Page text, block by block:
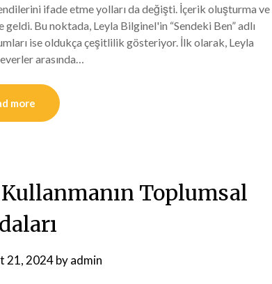
ifade etme yolları da değişti. İçerik oluşturma ve
Bu noktada, Leyla Bilginel'in “Sendeki Ben” adlı
ise oldukça çeşitlilik gösteriyor. İlk olarak, Leyla
arasında…
more
Kullanmanın Toplumsal
21, 2024byadmin